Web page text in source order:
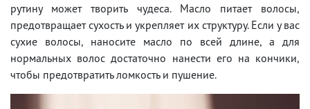
рутину может творить чудеса. Масло питает волосы,
предотвращает сухость и укрепляет их структуру. Если у вас
сухие волосы, наносите масло по всей длине, а для
нормальных волос достаточно нанести его на кончики,
чтобы предотвратить ломкость и пушение.